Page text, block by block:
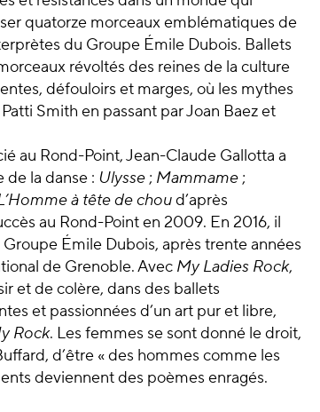
quatorze morceaux emblématiques de
du Groupe Émile Dubois. Ballets
révoltés des reines de la culture
défouloirs et marges, où les mythes
Smith en passant par Joan Baez et
au Rond-Point, Jean-Claude Gallotta a
de la danse : Ulysse; Mammame;
à tête de choud’après
au Rond-Point en 2009. En 2016, il
Émile Dubois, après trente années
de Grenoble. Avec My Ladies Rock,
et de colère, dans des ballets
et passionnées d’un art pur et libre,
Rock. Les femmes se sont donné le droit,
d’être « des hommes comme les
deviennent des poèmes enragés.